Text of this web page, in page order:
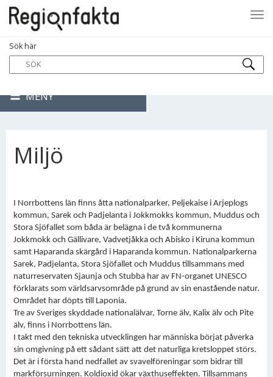
Sök här
MENY
Miljö
I Norrbottens län finns åtta nationalparker, Peljekaise i Arjeplogs
kommun, Sarek och Padjelanta i Jokkmokks kommun, Muddus och
Stora Sjöfallet som båda är belägna i de två kommunerna
Jokkmokk och Gällivare, Vadvetjåkka och Abisko i Kiruna kommun
samt Haparanda skärgård i Haparanda kommun. Nationalparkerna
Sarek, Padjelanta, Stora Sjöfallet och Muddus tillsammans med
naturreservaten Sjaunja och Stubba har av FN-organet UNESCO
förklarats som världsarvsområde på grund av sin enastående natur.
Området har döpts till Laponia.
Tre av Sveriges skyddade nationalälvar, Torne älv, Kalix älv och Pite
älv, finns i Norrbottens län.
I takt med den tekniska utvecklingen har människa börjat påverka
sin omgivning på ett sådant sätt att det naturliga kretsloppet störs.
Det är i första hand nedfallet av svavelföreningar som bidrar till
markförsurningen. Koldioxid ökar växthuseffekten. Tillsammans